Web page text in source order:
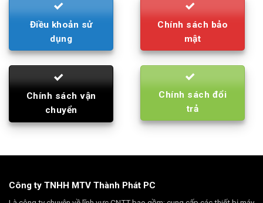
Điều khoản sử
dụng
Chính sách bảo
mật
Chính sách vận
chuyển
Chính sách đổi
trả
Công ty TNHH MTV Thành Phát PC